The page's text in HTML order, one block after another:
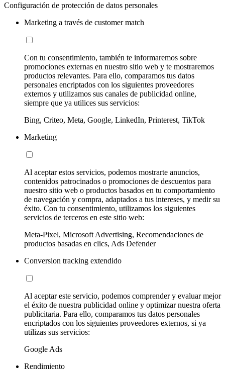
Configuración de protección de datos personales
Marketing a través de customer match
Con tu consentimiento, también te informaremos sobre
promociones externas en nuestro sitio web y te mostraremos
productos relevantes. Para ello, comparamos tus datos
personales encriptados con los siguientes proveedores
externos y utilizamos sus canales de publicidad online,
siempre que ya utilices sus servicios:
Bing, Criteo, Meta, Google, LinkedIn, Printerest, TikTok
Marketing
Al aceptar estos servicios, podemos mostrarte anuncios,
contenidos patrocinados o promociones de descuentos para
nuestro sitio web o productos basados en tu comportamiento
de navegación y compra, adaptados a tus intereses, y medir su
éxito. Con tu consentimiento, utilizamos los siguientes
servicios de terceros en este sitio web:
Meta-Pixel, Microsoft Advertising, Recomendaciones de
productos basadas en clics, Ads Defender
Conversion tracking extendido
Al aceptar este servicio, podemos comprender y evaluar mejor
el éxito de nuestra publicidad online y optimizar nuestra oferta
publicitaria. Para ello, comparamos tus datos personales
encriptados con los siguientes proveedores externos, si ya
utilizas sus servicios:
Google Ads
Rendimiento